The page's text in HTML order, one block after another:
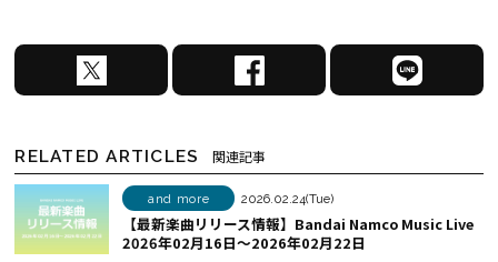
X
で
ア
る
F
a
b
o
o
k
L
I
シ
ェ
ア
RELATED ARTICLES 関連記事
and more 2026.02.24(Tue)
【最新楽曲リリース情報】Bandai Namco Music Live
2026年02月16日～2026年02月22日